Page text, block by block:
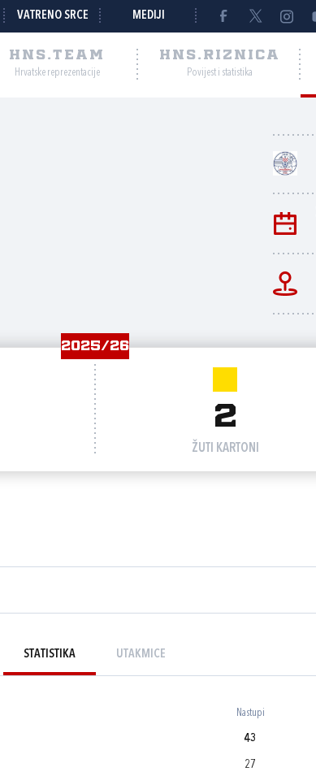
VATRENO SRCE MEDIJI
HNS.TEAM
Hrvatske reprezentacije
HNS.RIZNICA
Povijest i statistika
2025/26
2
ŽUTI KARTONI
STATISTIKA UTAKMICE
Nastupi
43
27